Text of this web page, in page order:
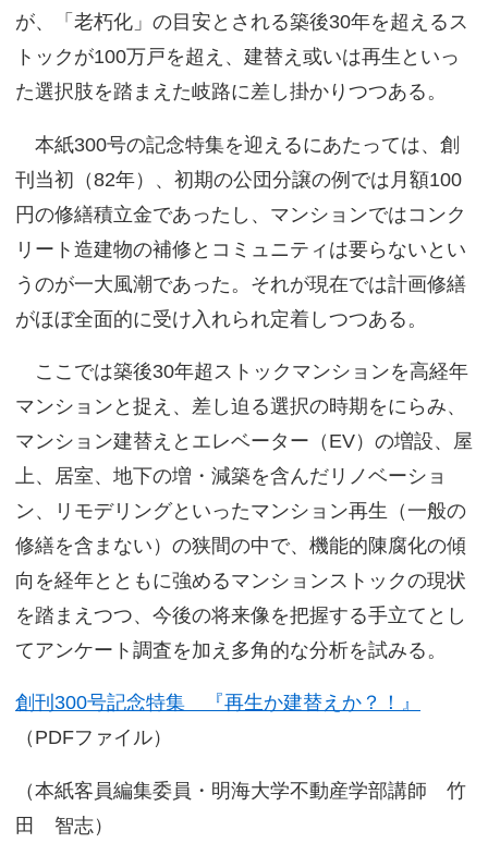
が、「老朽化」の目安とされる築後30年を超えるス
トックが100万戸を超え、建替え或いは再生といっ
た選択肢を踏まえた岐路に差し掛かりつつある。
本紙300号の記念特集を迎えるにあたっては、創
刊当初（82年）、初期の公団分譲の例では月額100
円の修繕積立金であったし、マンションではコンク
リート造建物の補修とコミュニティは要らないとい
うのが一大風潮であった。それが現在では計画修繕
がほぼ全面的に受け入れられ定着しつつある。
ここでは築後30年超ストックマンションを高経年
マンションと捉え、差し迫る選択の時期をにらみ、
マンション建替えとエレベーター（EV）の増設、屋
上、居室、地下の増・減築を含んだリノベーショ
ン、リモデリングといったマンション再生（一般の
修繕を含まない）の狭間の中で、機能的陳腐化の傾
向を経年とともに強めるマンションストックの現状
を踏まえつつ、今後の将来像を把握する手立てとし
てアンケート調査を加え多角的な分析を試みる。
創刊300号記念特集 『再生か建替えか？！』
（PDFファイル）
（本紙客員編集委員・明海大学不動産学部講師 竹
田 智志）